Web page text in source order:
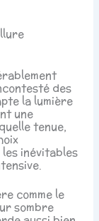
des
la lumière
une
tenue,
inévitables
comme le
sombre